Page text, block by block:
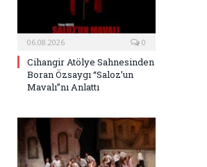
06.08.2026 0
Cihangir Atölye Sahnesinden
Boran Özsaygı “Saloz’un
Mavalı”nı Anlattı